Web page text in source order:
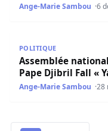
Ange-Marie Sambou 6
POLITIQUE
Assemblée
Pape Djibril Fall «
Ange-Marie Sambou 28